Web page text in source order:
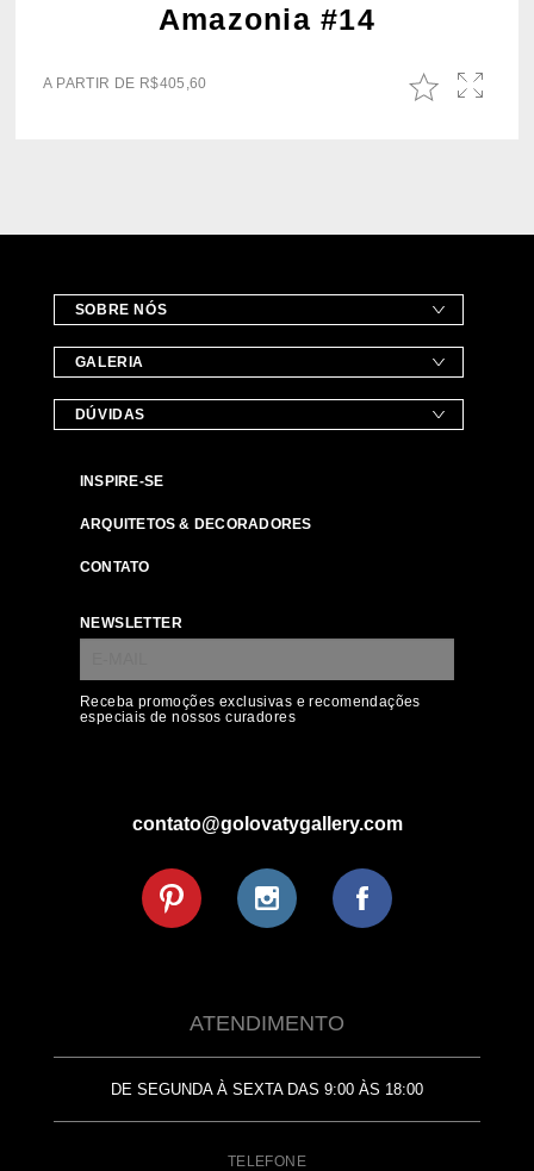
Amazonia #14
A PARTIR DE R$405,60
SOBRE NÓS
GALERIA
DÚVIDAS
INSPIRE-SE
ARQUITETOS & DECORADORES
CONTATO
NEWSLETTER
Receba promoções exclusivas e recomendações
especiais de nossos curadores
contato@golovatygallery.com
ATENDIMENTO
DE SEGUNDA À SEXTA DAS 9:00 ÀS 18:00
TELEFONE